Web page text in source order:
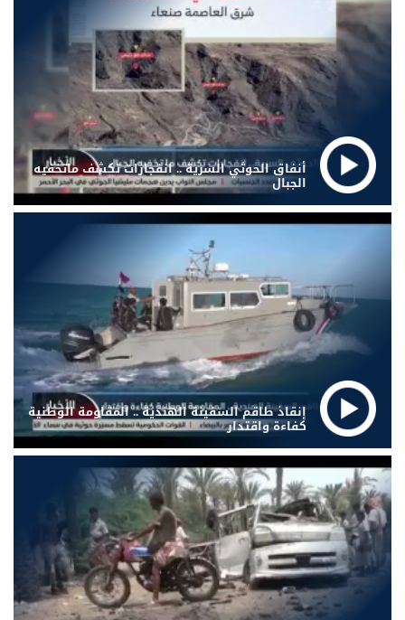
أنفاق الحوثي السرية .. انفجارات تكشف ماتخفيه
الجبال
إنقاذ طاقم السفينة الهندية .. المقاومة الوطنية
كفاءة واقتدار